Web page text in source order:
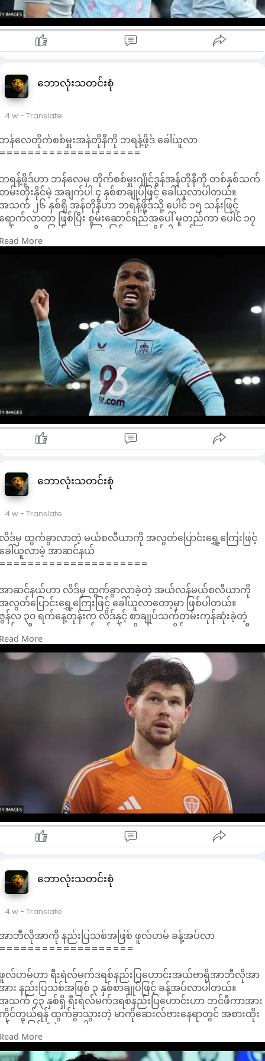
ဘောလုံးသတင်းစုံ
4 w- Translate
န်လေတိုက်စစ်မှူးအန်တိုနီကို ဘရန့်ဖို့ဒ် ခေါ်ယူလာ
ရန့်ဖို့ဒ်ဟာ ဘန်လေမှ တိုက်စစ်မှူးဂျိုင်ဒွန်အန်တိုနီကို တစ်နှစ်သက်
မ်းတိုးနိုင်မဲ့ အချက်ပါ ၄ နှစ်စာချုပ်ဖြင့် ခေါ်ယူလာပါတယ်။
သက် ၂၆ နှစ်ရှိ အန်တိုနီဟာ ဘရန့်ဖို့ဒ်သို့ ပေါင် ၁၅ သန်းဖြင့်
ောက်လာတာ ဖြစ်ပြီး စွမ်းဆောင်ရည်အပေါ် မူတည်ကာ ပေါင် ၁၇
န်းအထိ ပြောင်းရွှေ့ကြေး မြင့်မားလာနိုင်ပါတယ်။
န်တိုနီဟာ ပြီးခဲ့တဲ့ရာသီတုန်းက တန်းဆင်းသွားခဲ့ရတဲ့ ဘန်လေ
တွက် ပြိုင်ပွဲအရပ်ရပ်မှာ ၃၈ ပွဲကစားခဲ့ရာမှာ ၉ ဂိုးသွင်းပြီး ၄ ကြိမ်
န်တိုနီဟာ လန်ဒန်ဖွားတစ်ဦးဖြစ်ကာ အာဆင်နယ်အကယ်ဒမီထွက်
စ်ဦးဖြစ်ကာ ယခုအခါ ဘရန့်ဖို့ဒ်သို့ ပြောင်းလာမှုနှင့်အတူ လန်ဒန်
င် ပြန်လည်နေထိုင်လာနိုင်တော့မှာ ဖြစ်ပါတယ်.
ရန့်ဖို့ဒ်နည်းပြကိတ်အင်ဒရူးက အန်တိုနီမှာ သူ့ကစားဟန်တွင် အံဝ
ောင် ကစားနိုင်မယ်လို့ အပြည့်အဝ ယုံကြည်နေပါတယ်။
ရန့်ဖို့ဒ်ဟာ ယခုနွေရာသီတွင် ရက်ဘူးလ်ဆဲလ်ဘတ်မှ နောက်ခံလူဂ
နစ်ခ်ရှူးစတားကို ပေါင် ၁၆ သန်းဖြင့် ခေါ်ယူထားပြီး ဖြစ်ပါတယ်။
ြီးခဲ့တဲ့ရာသီတုန်းက ဂိုးကွာခြားချက်ဖြင့် ဥရောပဝင်ခွင့် ကပ်လွဲခဲ့တဲ့
ရန့်ဖို့ဒ်ဟာ ပရီးမီးယားလိဂ်အဖွင့်ပွဲစဉ်အဖြစ် စပါးစ်နှင့် ရင်ဆိုင်
More
ဘောလုံးသတင်းစုံ
4 w- Translate
ဒ်မှ ထွက်ခွာလာတဲ့ မယ်စလီယာကို အလွတ်ပြောင်းရွှေ့ကြေးဖြင့်
ေါ်ယူလာမဲ့ အာဆင်နယ်
ာဆင်နယ်ဟာ လိဒ်မှ ထွက်ခွာလာခဲ့တဲ့ အယ်လန်မယ်စလီယာကို
လွတ်ပြောင်းရွှေ့ကြေးဖြင့် ခေါ်ယူလာတော့မှာ ဖြစ်ပါတယ်။
န်လ ၃၀ ရက်နေ့တုန်းက လိဒ်နှင့် စာချုပ်သက်တမ်းကုန်ဆုံးခဲ့တဲ့
ယ်စလီယာဟာ အာဆင်နယ်နှင့် ပုဂ္ဂိုလ်ရေးဆိုင်ရာ သဘောတူညီမှု
ျား ရရှိထားပြီးဖြစ်ကာ မကြာမီ အပြောင်းအရွှေ့အပြီးသတ်လာပါ
ယ်။
ယ်စလီယာနှင့် အေးဂျင့်တို့ဟာ အင်္ဂါနေ့တုန်းက ဟတ်ဖို့ဒ်ရှိုင်းယားရှိ
ာဆင်နယ်ရဲ့လေကျင့်ရေးကွင်းသို့ ရောက်လာကာ အပြောင်းအရွှေ့
ပြီးသတ်ရေး ဆွေးနွေးခဲ့ကြသလို ဆေးစစ်ဆေးမှုလည်း ခံယူခဲ့ပါ
သက် ၂၆ နှစ်ရှိ ဂိုးသမားဟာ လိဒ်တွင် နံပါတ်တစ်ဂိုးသမားနေရာ
းရှုံးပြီးနောက် အလွတ်ပြောင်းရွှေ့ကြေးဖြင့် ထွက်ခွာလာခဲ့တာပါ။
ယ်စလီယာဟာ အာဆင်နယ်တွင် ဒေးဗစ်ယာရာ၊ အာရီဇာဘာလာဂါ
နောက် တတိယဦးစားပေးးဂိုးသမားအဖြစ် ကစားရပါမယ်။
ကယ်လို့များ အာရီဇာဘာလာဂါသာ ထွက်ခွာလာပါက မယ်စလီယာ
ာ ဒုတိယဦးစားပေးဂိုးသမားဖြစ်လာပါမယ်။
ဖက်တွင် မယ်စလီယာ ရောက်လာမှုနှင့်အတူ ဆယ်ကျော်သက်
းသမားတွမ်မီဆက်ဖို့ဒ်မှာ အငှားဖြင့် ထွက်ခွာလာဖို့ သေချာနေပါ
ယ်။
More
ဘောလုံးသတင်းစုံ
4 w- Translate
ာဘီလိုအာကို နည်းပြသစ်အဖြစ် ဖူလ်ဟမ် ခန့်အပ်လာ
လ်ဟမ်ဟာ ရီးရဲလ်မက်ဒရစ်နည်းပြဟောင်းအယ်ဗာရိုအာဘီလိုအာ
ား နည်းပြသစ်အဖြစ် ၃ နှစ်စာချုပ်ဖြင့် ခန့်အပ်လာပါတယ်။
သက် ၄၃ နှစ်ရှိ ရီးရဲလ်မက်ဒရစ်နည်းပြဟောင်းဟာ ဘင်ဖီကာအား
င်တွယ်ရန် ထွက်ခွာသွားတဲ့ မာကိုဆေးလ်ဗားနေရာတွင် အစားထိုး
န့်အပ်ခြင်းခံခဲ့ရတာပါ။
ဗာပူးနှင့် ဝက်စ်ဟမ်နောက်ခံလူဟောင်းဟာ ပြီးခဲ့တဲ့ရာသီအကုန်
င် ရီးရဲလ်မက်ဒရစ်မှ ထွက်ခွာလာခဲ့သူ ဖြစ်ပါတယ်။
More